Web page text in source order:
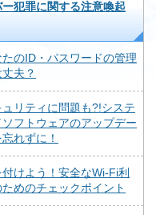
犯罪に関する注意喚起
たのID・パスワードの管理
夫？
ュリティに問題も?!システ
ソフトウェアのアップデー
忘れずに！
けよう！安全なWi-Fi利
ためのチェックポイント